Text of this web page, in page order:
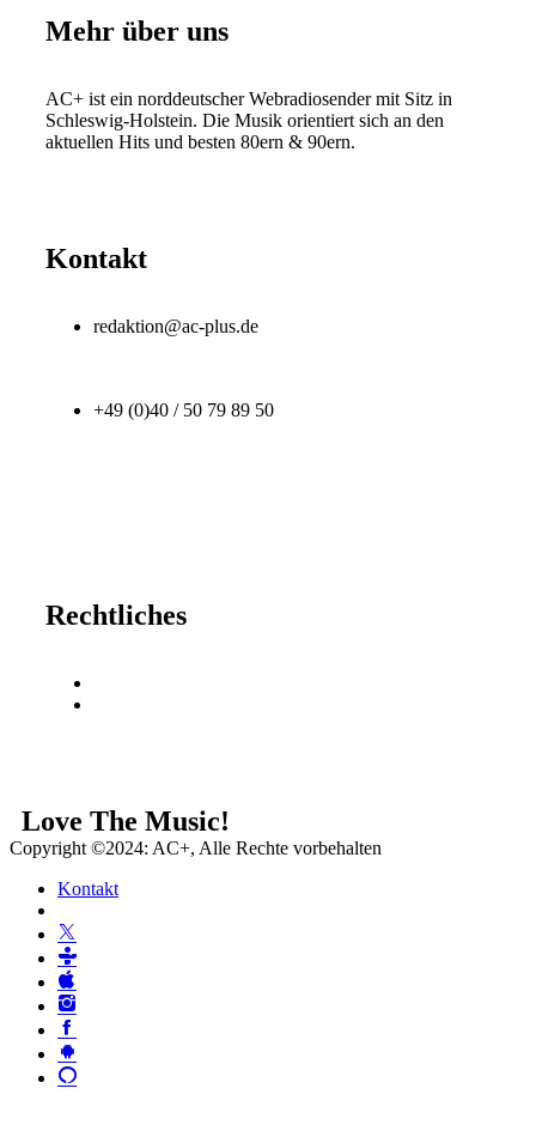
Mehr über uns
AC+ ist ein norddeutscher Webradiosender mit Sitz in
Schleswig-Holstein. Die Musik orientiert sich an den
aktuellen Hits und besten 80ern & 90ern.
Kontakt
redaktion@ac-plus.de
+49 (0)40 / 50 79 89 50
Rechtliches
Love The Music!
Copyright ©2024: AC+, Alle Rechte vorbehalten
Kontakt